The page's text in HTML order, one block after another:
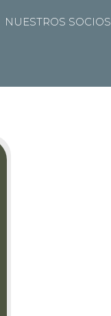
NUESTROS SOCIOS